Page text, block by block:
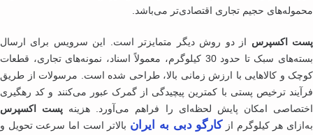
حجیم تجاری اقتصادی‌تر می‌باشد.
اکسپرساز دو روش دیگر متمایزتر است. این سرویس برای ارسال
بسته‌های سبک تا حدود 30 کیلوگرم، معمولاً اسناد، نمونه‌های تجاری، قطعات
و کالاهایی با ارزش زمانی بالا، طراحی شده است. مرسولات از طریق
ترخیص پستی با کمترین پیچیدگی از گمرک عبور می‌کنند و کد رهگیری
امکان پایش لحظه‌ای را فراهم می‌آورد. هزینهپست اکسپرس
هر کیلوگرم ازکارگو دبی به ایران
بالاتر است اما سرعت تحویل و